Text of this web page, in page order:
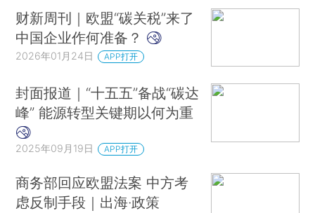
财新周刊｜欧盟“碳关税”来了
中国企业作何准备？
2026年01月24日 APP打开
封面报道｜“十五五”备战“碳达
峰” 能源转型关键期以何为重
2025年09月19日 APP打开
商务部回应欧盟法案 中方考
虑反制手段｜出海·政策